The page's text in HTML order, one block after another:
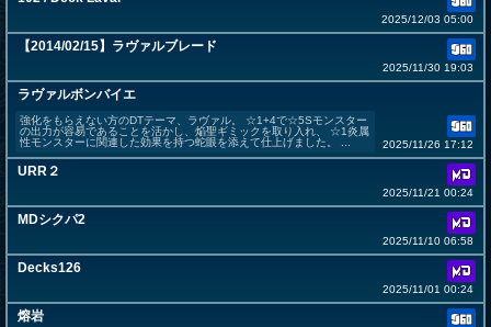
2025/12/03 05:00
【2014/02/15】ラヴァルブレード
2025/11/30 19:03
ラヴァルボンバイエ
強化をもらえない方のDTテーマ、ラヴァル。 ☆1+4で☆5Sモンスター
の出力が容易であることを活かし、焔聖ギミックを取り入れ、 ☆1炎属
性モンスターに関連した効果を持つ蛇眼を添えて仕上げました。 ...
2025/11/26 17:12
URR２
2025/11/21 00:24
MDシクパ2
2025/11/10 06:58
Decks126
2025/11/01 00:24
熔岩